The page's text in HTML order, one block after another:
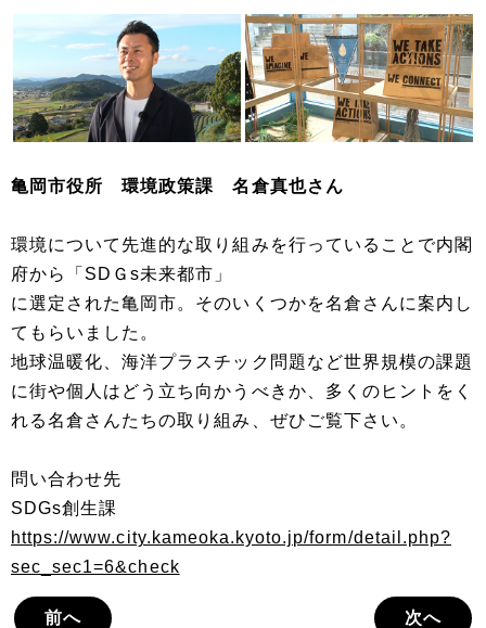
亀岡市役所 環境政策課 名倉真也さん
環境について先進的な取り組みを行っていることで内閣
府から「SDＧs未来都市」
に選定された亀岡市。そのいくつかを名倉さんに案内し
てもらいました。
地球温暖化、海洋プラスチック問題など世界規模の課題
に街や個人はどう立ち向かうべきか、多くのヒントをく
れる名倉さんたちの取り組み、ぜひご覧下さい。
問い合わせ先
SDGs創生課
https://www.city.kameoka.kyoto.jp/form/detail.php?
sec_sec1=6&check
前へ 次へ